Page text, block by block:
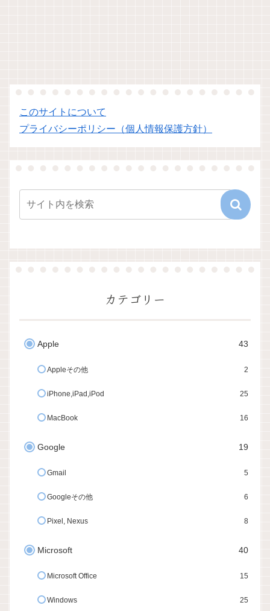
このサイトについて
プライバシーポリシー（個人情報保護方針）
カテゴリー
Apple 43
Appleその他 2
iPhone,iPad,iPod 25
MacBook 16
Google 19
Gmail 5
Googleその他 6
Pixel, Nexus 8
Microsoft 40
Microsoft Office 15
Windows 25